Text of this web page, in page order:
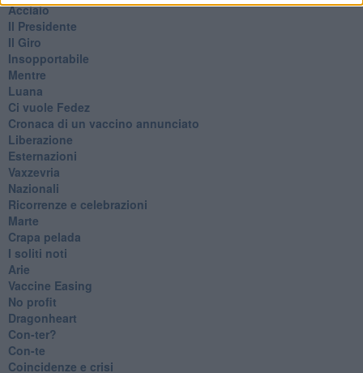
Acciaio
Il Presidente
​Il Giro
Insopportabile
​Mentre
Luana
​Ci vuole Fedez
​Cronaca di un vaccino annunciato
​Liberazione
Esternazioni
Vaxzevria
Nazionali
​Ricorrenze e celebrazioni
Marte
​Crapa pelada
​I soliti noti
Arie
​Vaccine Easing
No profit
Dragonheart
Con-ter?
​Con-te
Coincidenze e crisi